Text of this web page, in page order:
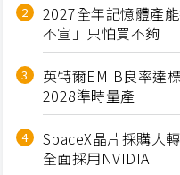
2027全年記憶體產
不宣」只怕買不夠
英特爾EMIB良率達
2028準時量產
SpaceX晶片採購
全面採用NVIDIA